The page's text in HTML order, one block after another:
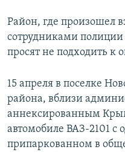
Район, где произошел
сотрудниками
просят не подходить к
15 апреля в поселке
района, вблизи
аннексированным
автомобиле ВАЗ-2101
припаркованном в